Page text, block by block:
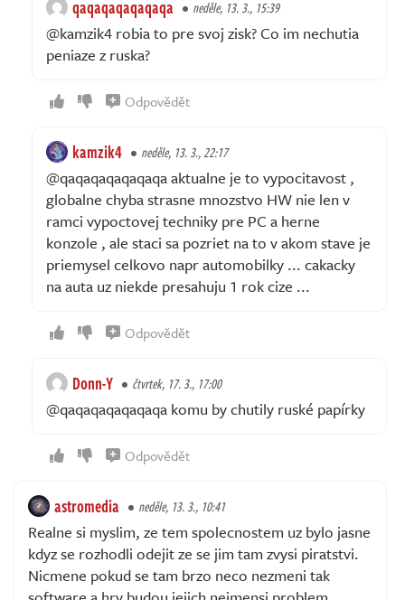
qaqaqaqaqaqaqa neděle, 13. 3., 15:39
@kamzik4 robia to pre svoj zisk? Co im nechutia
peniaze z ruska?
Odpovědět
kamzik4 neděle, 13. 3., 22:17
@qaqaqaqaqaqaqa aktualne je to vypocitavost ,
globalne chyba strasne mnozstvo HW nie len v
ramci vypoctovej techniky pre PC a herne
konzole , ale staci sa pozriet na to v akom stave je
priemysel celkovo napr automobilky ... cakacky
na auta uz niekde presahuju 1 rok cize ...
Odpovědět
Donn-Y čtvrtek, 17. 3., 17:00
@qaqaqaqaqaqaqa komu by chutily ruské papírky
Odpovědět
astromedia neděle, 13. 3., 10:41
Realne si myslim, ze tem spolecnostem uz bylo jasne
kdyz se rozhodli odejit ze se jim tam zvysi piratstvi.
Nicmene pokud se tam brzo neco nezmeni tak